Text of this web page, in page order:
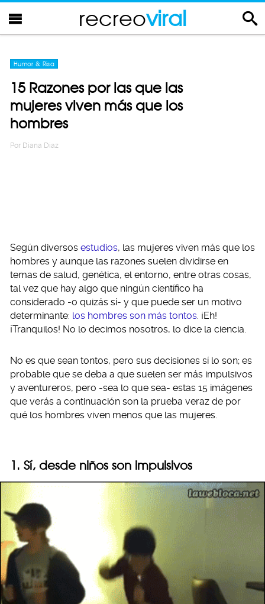
recreoviral
Humor & Risa
15 Razones por las que las
mujeres viven más que los
hombres
Por Diana Diaz
Según diversos estudios, las mujeres viven más que los
hombres y aunque las razones suelen dividirse en
temas de salud, genética, el entorno, entre otras cosas,
tal vez que hay algo que ningún científico ha
considerado -o quizás sí- y que puede ser un motivo
determinante: los hombres son más tontos. ¡Eh!
¡Tranquilos! No lo decimos nosotros, lo dice la ciencia.
No es que sean tontos, pero sus decisiones sí lo son; es
probable que se deba a que suelen ser más impulsivos
y aventureros, pero -sea lo que sea- estas 15 imágenes
que verás a continuación son la prueba veraz de por
qué los hombres viven menos que las mujeres.
1. Sí, desde niños son impulsivos